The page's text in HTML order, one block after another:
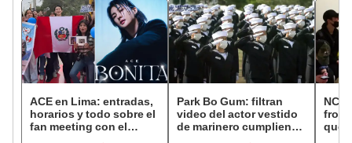
ACE en Lima: entradas,
horarios y todo sobre el
fan meeting con el
Park Bo Gum: filtran
video del actor vestido
de marinero cumpliendo
NCT
que